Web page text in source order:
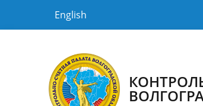
English